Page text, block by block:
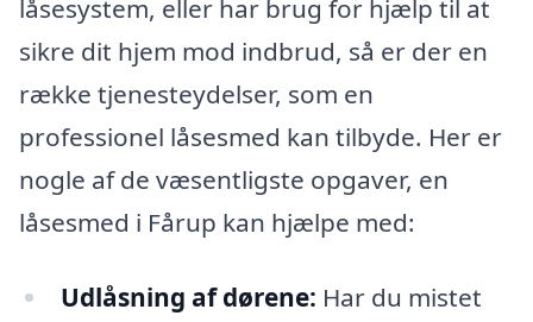
låsesystem, eller har brug for hjælp til at
sikre dit hjem mod indbrud, så er der en
række tjenesteydelser, som en
professionel låsesmed kan tilbyde. Her er
nogle af de væsentligste opgaver, en
låsesmed i Fårup kan hjælpe med:
Udlåsning af dørene: Har du mistet